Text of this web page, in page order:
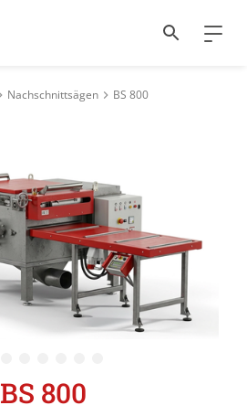
Nachschnittsägen BS 800
BS 800